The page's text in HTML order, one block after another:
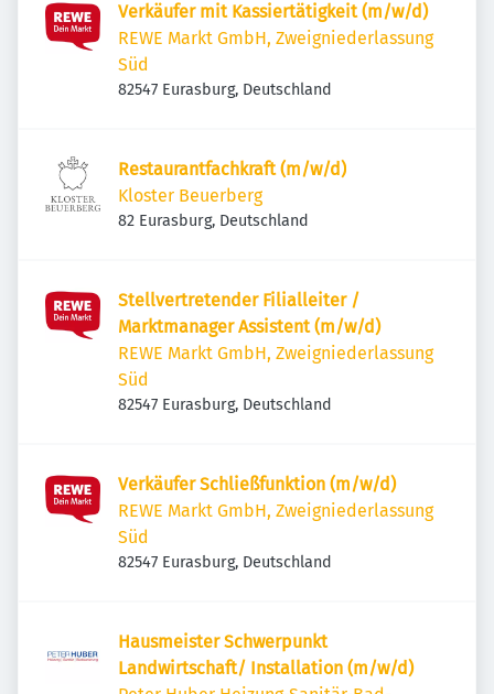
Verkäufer mit Kassiertätigkeit (m/w/d)
REWE Markt GmbH, Zweigniederlassung
Süd
82547 Eurasburg, Deutschland
Restaurantfachkraft (m/w/d)
Kloster Beuerberg
82 Eurasburg, Deutschland
Stellvertretender Filialleiter /
Marktmanager Assistent (m/w/d)
REWE Markt GmbH, Zweigniederlassung
Süd
82547 Eurasburg, Deutschland
Verkäufer Schließfunktion (m/w/d)
REWE Markt GmbH, Zweigniederlassung
Süd
82547 Eurasburg, Deutschland
Hausmeister Schwerpunkt
Landwirtschaft/ Installation (m/w/d)